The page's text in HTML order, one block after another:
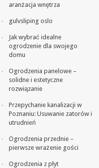
aranżacja wnętrza
gulvsliping oslo
Jak wybrać idealne
ogrodzenie dla swojego
domu
Ogrodzenia panelowe –
solidne i estetyczne
rozwiązanie
Przepychanie kanalizacji w
Poznaniu: Usuwanie zatorów i
utrudnień
Ogrodzenia przednie –
pierwsze wrażenie gości
Ogrodzenia z płyt